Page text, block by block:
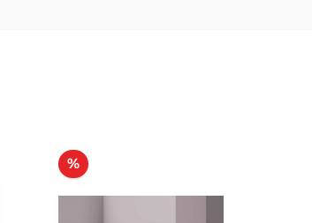
%Rabatt